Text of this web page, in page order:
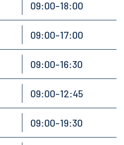
09:00-18:00
09:00-17:00
09:00-16:30
09:00-12:45
09:00-19:30